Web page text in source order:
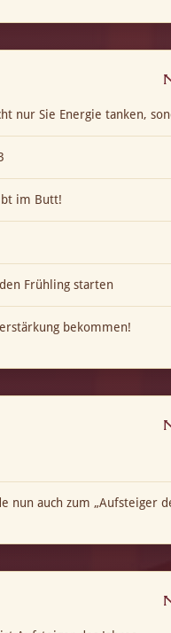
nur Sie Energie tanken,
im Butt!
Frühling starten
bekommen!
nun auch zum „Aufsteiger